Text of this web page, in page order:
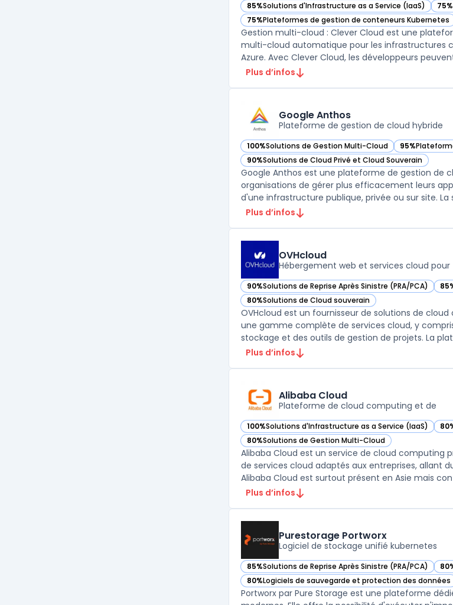
85%Solutions d'Infrastructure as a Service (IaaS)
— voir Clever Cloud dans cette catégorie 75%
—
75%Plateformes de gestion de conteneurs Kubernetes
— voir Clever Cloud dans cette catégorie
Gestion multi-cloud : Clever Cloud est une
multi-cloud automatique pour les infrastructures
Azure. Avec Clever Cloud, les développeurs
Plus d’infos
Google Anthos
Plateforme de gestion de cloud hybride
100%Solutions de Gestion Multi-Cloud
— voir Google Anthos dans cette catégorie95%
— voir Google
90%Solutions de Cloud Privé et Cloud Souverain
— voir Google Anthos dans cette catégorie
Google Anthos est une plateforme de gestion de
organisations de gérer plus efficacement leurs
d'une infrastructure publique, privée ou sur site. La
Plus d’infos
OVHcloud
Hébergement web et services cloud pour
90%Solutions de Reprise Après Sinistre (PRA/PCA)
— voir OVHcloud dans cette catégorie
—
80%Solutions de Cloud souverain
— voir OVHcloud dans cette catégorie
OVHcloud est un fournisseur de solutions de
une gamme complète de services cloud, y
stockage et des outils de gestion de projets. La
Plus d’infos
Alibaba Cloud
Plateforme de cloud computing et de
100%Solutions d'Infrastructure as a Service (IaaS)
— voir Alibaba Cloud dans cette catégorie
—
80%Solutions de Gestion Multi-Cloud
— voir Alibaba Cloud dans cette catégorie
Alibaba Cloud est un service de cloud computing
de services cloud adaptés aux entreprises, allant
Alibaba Cloud est surtout présent en Asie mais
Plus d’infos
Purestorage Portworx
Logiciel de stockage unifié kubernetes
85%Solutions de Reprise Après Sinistre (PRA/PCA)
— voir Purestorage Portworx dans cette catégorie
—
80%Logiciels de sauvegarde et protection des données
— voir Purestorage Portworx dans cette catégorie
Portworx par Pure Storage est une plateforme